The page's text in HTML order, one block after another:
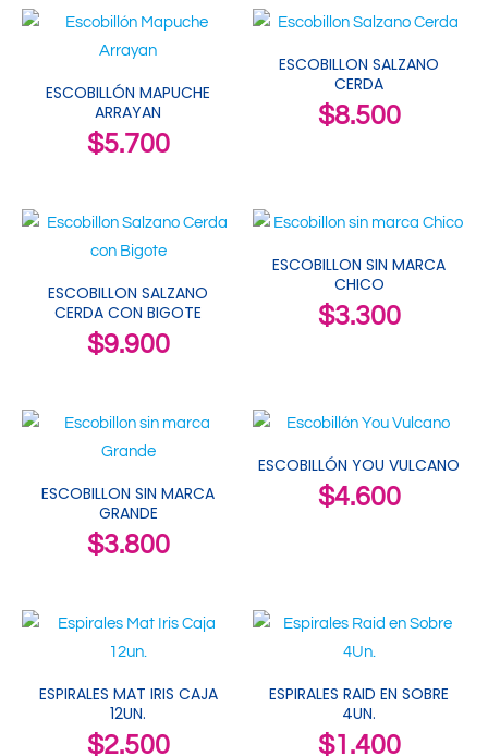
ESCOBILLÓN MAPUCHE
ARRAYAN
$5.700
ESCOBILLON SALZANO
CERDA
$8.500
ESCOBILLON SALZANO
CERDA CON BIGOTE
$9.900
ESCOBILLON SIN MARCA
CHICO
$3.300
ESCOBILLON SIN MARCA
GRANDE
$3.800
ESCOBILLÓN YOU VULCANO
$4.600
ESPIRALES MAT IRIS CAJA
12UN.
$2.500
ESPIRALES RAID EN SOBRE
4UN.
$1.400